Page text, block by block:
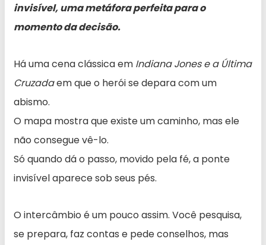
invisível, uma metáfora perfeita para o
momento da decisão.
Há uma cena clássica em Indiana Jones e a Última
Cruzadaem que o herói se depara com um
abismo.
O mapa mostra que existe um caminho, mas ele
não consegue vê-lo.
Só quando dá o passo, movido pela fé, a ponte
invisível aparece sob seus pés.
O intercâmbio é um pouco assim. Você pesquisa,
se prepara, faz contas e pede conselhos, mas